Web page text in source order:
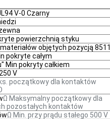
V-0 Czarny
powierzchnią styku
objętych pozycją 8511
pokryte całym
Min pokryty całkiem
V
początkowy dla kontaktów
Ω Maksymalny początkowy dla
pozostałych kontaktów
Ω Min. przy prądu stałego 500 V